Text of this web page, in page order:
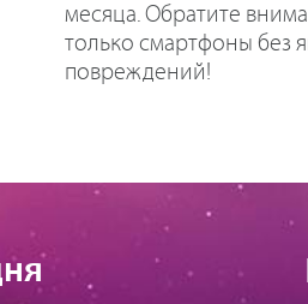
месяца. Обратите
только смартфоны без
повреждений!